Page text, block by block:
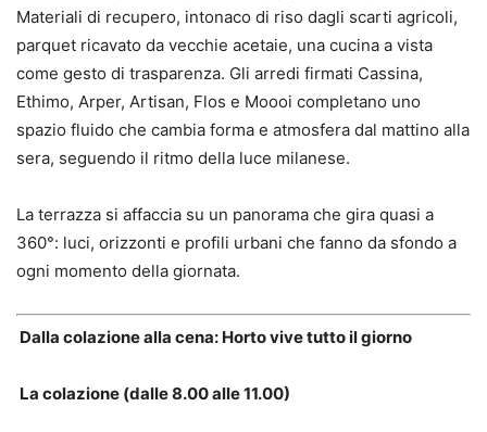
Materiali di recupero, intonaco di riso dagli scarti agricoli,
parquet ricavato da vecchie acetaie, una cucina a vista
come gesto di trasparenza. Gli arredi firmati Cassina,
Ethimo, Arper, Artisan, Flos e Moooi completano uno
spazio fluido che cambia forma e atmosfera dal mattino alla
sera, seguendo il ritmo della luce milanese.
La terrazza si affaccia su un panorama che gira quasi a
360°: luci, orizzonti e profili urbani che fanno da sfondo a
ogni momento della giornata.
Dalla colazione alla cena: Horto vive tutto il giorno
La colazione (dalle 8.00 alle 11.00)